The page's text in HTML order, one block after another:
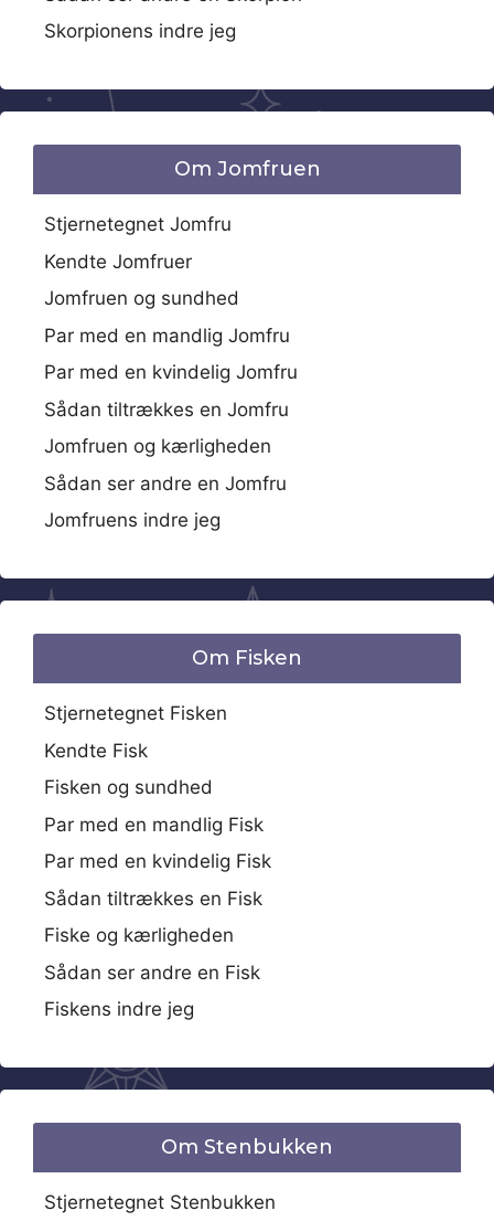
Skorpionens indre jeg
Om Jomfruen
Stjernetegnet Jomfru
Kendte Jomfruer
Jomfruen og sundhed
Par med en mandlig Jomfru
Par med en kvindelig Jomfru
Sådan tiltrækkes en Jomfru
Jomfruen og kærligheden
Sådan ser andre en Jomfru
Jomfruens indre jeg
Om Fisken
Stjernetegnet Fisken
Kendte Fisk
Fisken og sundhed
Par med en mandlig Fisk
Par med en kvindelig Fisk
Sådan tiltrækkes en Fisk
Fiske og kærligheden
Sådan ser andre en Fisk
Fiskens indre jeg
Om Stenbukken
Stjernetegnet Stenbukken